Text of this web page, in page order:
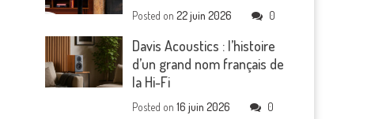
Posted on22 juin 2026 0
Davis Acoustics : l’histoire
d’un grand nom français de
la Hi-Fi
Posted on16 juin 2026 0